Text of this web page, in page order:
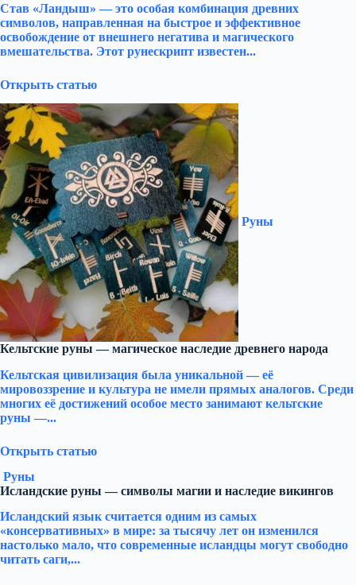
Став «Ландыш» — это особая комбинация древних
символов, направленная на быстрое и эффективное
освобождение от внешнего негатива и магического
вмешательства. Этот рунескрипт известен...
Открыть статью
Руны
Кельтские руны — магическое наследие древнего народа
Кельтская цивилизация была уникальной — её
мировоззрение и культура не имели прямых аналогов. Среди
многих её достижений особое место занимают кельтские
руны —...
Открыть статью
Руны
Исландские руны — символы магии и наследие викингов
Исландский язык считается одним из самых
«консервативных» в мире: за тысячу лет он изменился
настолько мало, что современные исландцы могут свободно
читать саги,...